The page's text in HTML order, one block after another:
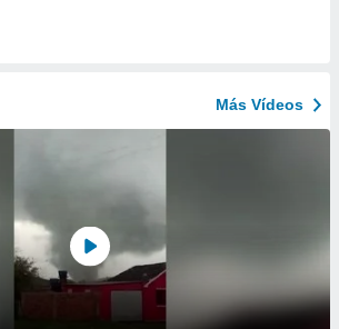
Más Vídeos